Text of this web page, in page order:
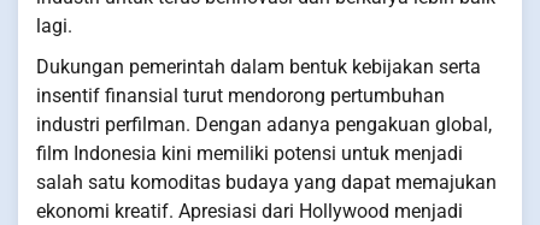
lagi.
Dukungan pemerintah dalam bentuk kebijakan serta
insentif finansial turut mendorong pertumbuhan
industri perfilman. Dengan adanya pengakuan global,
film Indonesia kini memiliki potensi untuk menjadi
salah satu komoditas budaya yang dapat memajukan
ekonomi kreatif. Apresiasi dari Hollywood menjadi